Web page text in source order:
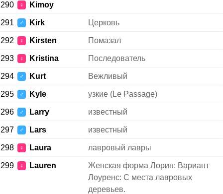
290 ♀ Kimoy
291 ♂ Kirk Церковь
292 ♀ Kirsten Помазал
293 ♀ Kristina Последователь
294 ♂ Kurt Вежливый
295 ♂ Kyle узкие (Le Passage)
296 ♂ Larry известный
297 ♂ Lars известный
298 ♀ Laura лавровый лавры
299 ♀ Lauren
Женская форма Лорин: Вариант
Лоуренс: С места лавровых
деревьев.